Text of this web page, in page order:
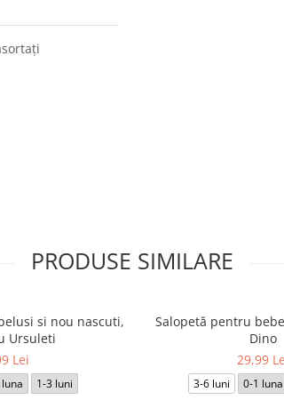
PRODUSE SIMILARE
si nou nascuti,
Ursuleti
Lei
1-3 luni
Salopetă pentru
Dino
29,99
3-6 luni 0-1 luna